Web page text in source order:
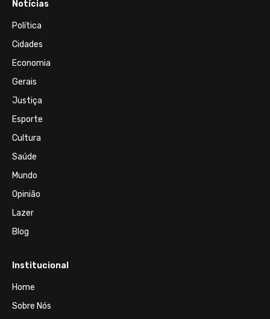
Notícias
Política
Cidades
Economia
Gerais
Justiça
Esporte
Cultura
Saúde
Mundo
Opinião
Lazer
Blog
Institucional
Home
Sobre Nós